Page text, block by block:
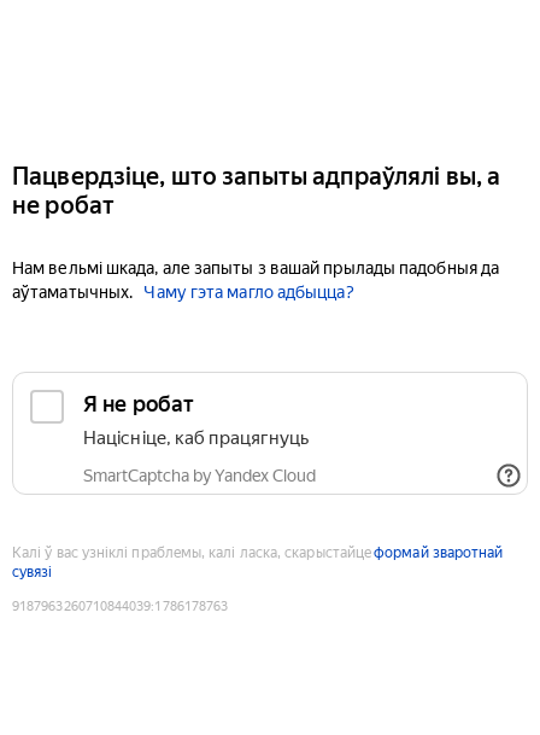
Пацвердзіце, што запыты адпраўлялі вы, а
не робат
Нам вельмі шкада, але запыты з вашай прылады падобныя да
аўтаматычных.
Чаму гэта магло адбыцца?
Я не робат
Націсніце, каб працягнуць
SmartCaptcha by Yandex Cloud
Калі ў вас узніклі праблемы, калі ласка, скарыстайцеформай зваротнай
сувязі
9187963260710844039:1786178763